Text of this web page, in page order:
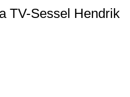
TV-Sessel Hendrik